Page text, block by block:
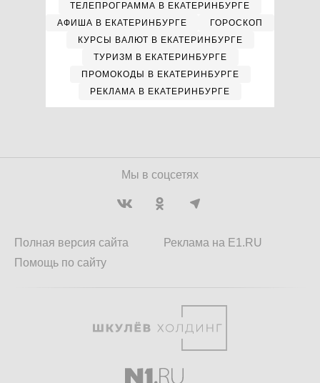
ТЕЛЕПРОГРАММА В ЕКАТЕРИНБУРГЕ
АФИША В ЕКАТЕРИНБУРГЕ
ГОРОСКОП
КУРСЫ ВАЛЮТ В ЕКАТЕРИНБУРГЕ
ТУРИЗМ В ЕКАТЕРИНБУРГЕ
ПРОМОКОДЫ В ЕКАТЕРИНБУРГЕ
РЕКЛАМА В ЕКАТЕРИНБУРГЕ
Мы в соцсетях
Полная версия сайта
Помощь по сайту
Реклама на E1.RU